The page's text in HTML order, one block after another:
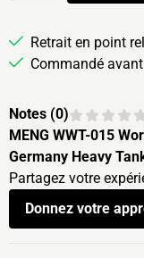
Retrait en point
Commandé
Notes (0)
MENG WWT-015
Germany Heavy
Partagez votre
Donnez votre